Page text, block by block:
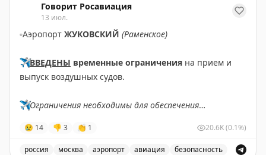
Говорит Росавиация
13 июл.
▫️Аэропорт ЖУКОВСКИЙ (Раменское)
✈️ВВЕДЕНЫ временные ограничения на прием и
выпуск воздушных судов.
✈️Ограничения необходимы для обеспечения
✈️ Говорит Росавиация| MАХ
😢 14 👎 3 👏 1 20.6K(0.1%)
россия москва аэропорт авиация безопасность